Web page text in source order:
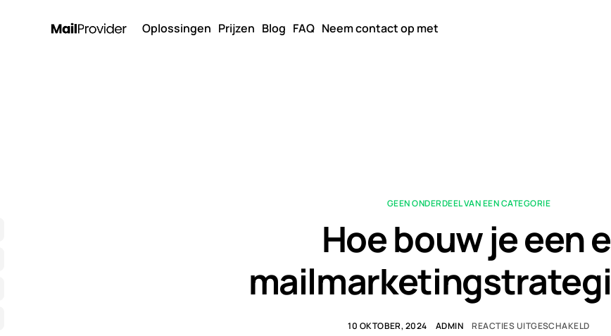
Oplossingen Prijzen Blog FAQ Neem contact op met
GEEN ONDERDEEL VAN EEN CATEGORIE
Hoe bouw je een
10 OKTOBER, 2024 ADMIN REACTIES UITGESCHAKELD